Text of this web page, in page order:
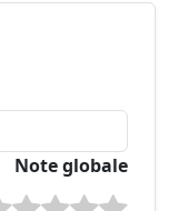
Note globale